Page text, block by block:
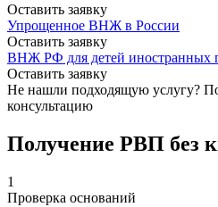
Оставить заявку
Упрощенное ВНЖ в России
Оставить заявку
ВНЖ РФ для детей иностранных
Оставить заявку
Не нашли подходящую услугу?
консультацию
Получение РВП без
1
Проверка оснований